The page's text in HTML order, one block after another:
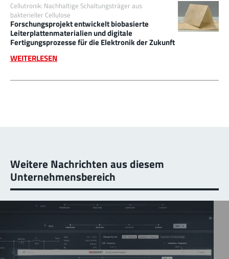
Cellutronik: Nachhaltige Schaltungsträger aus
bakterieller Cellulose
Forschungsprojekt entwickelt biobasierte
Leiterplattenmaterialien und digitale
Fertigungsprozesse für die Elektronik der Zukunft
WEITERLESEN
Weitere Nachrichten aus diesem
Unternehmensbereich